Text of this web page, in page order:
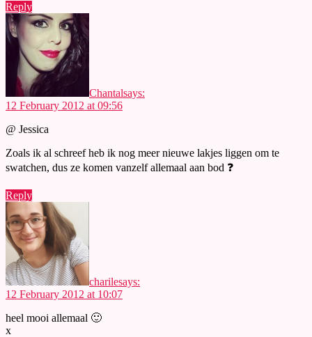
Reply
Chantalsays:
12 February 2012 at 09:56
@ Jessica
Zoals ik al schreef heb ik nog meer nieuwe lakjes liggen om te
swatchen, dus ze komen vanzelf allemaal aan bod ❓
Reply
charilesays:
12 February 2012 at 10:07
heel mooi allemaal 🙂
x